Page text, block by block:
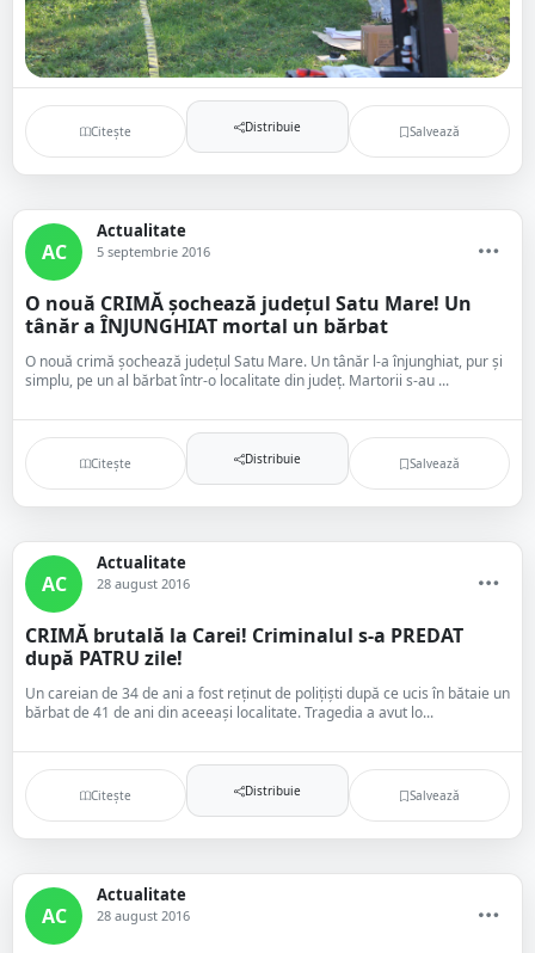
Citește Distribuie Salvează
AC
Actualitate
5 septembrie 2016
O nouă CRIMĂ șochează județul Satu Mare! Un
tânăr a ÎNJUNGHIAT mortal un bărbat
O nouă crimă șochează județul Satu Mare. Un tânăr l-a înjunghiat, pur și
simplu, pe un al bărbat într-o localitate din județ. Martorii s-au ...
Citește Distribuie Salvează
AC
Actualitate
28 august 2016
CRIMĂ brutală la Carei! Criminalul s-a PREDAT
după PATRU zile!
Un careian de 34 de ani a fost reținut de polițiști după ce ucis în bătaie un
bărbat de 41 de ani din aceeași localitate. Tragedia a avut lo...
Citește Distribuie Salvează
AC
Actualitate
28 august 2016